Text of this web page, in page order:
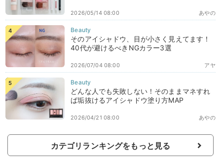
あやの
2026/05/14 08:00
そのアイシャドウ、目が小さく見えてます！
40代が避けるべきNGカラー3選
アヤ
2026/07/04 08:00
どんな人でも失敗しない！そのままマネすれ
ば垢抜けるアイシャドウ塗り方MAP
あやの
2026/04/21 08:00
カテゴリランキングをもっと見る